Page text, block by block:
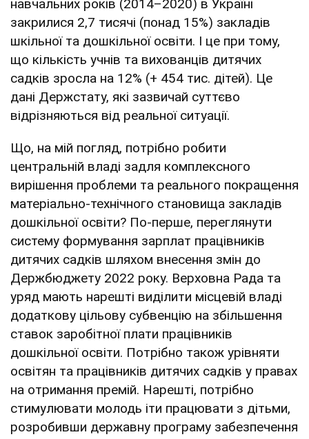
навчальних років (2014–2020) в Україні
закрилися 2,7 тисячі (понад 15%) закладів
шкільної та дошкільної освіти. І це при тому,
що кількість учнів та вихованців дитячих
садків зросла на 12% (+ 454 тис. дітей). Це
дані Держстату, які зазвичай суттєво
відрізняються від реальної ситуації.
Що, на мій погляд, потрібно робити
центральній владі задля комплексного
вирішення проблеми та реального покращення
матеріально-технічного становища закладів
дошкільної освіти? По-перше, переглянути
систему формування зарплат працівників
дитячих садків шляхом внесення змін до
Держбюджету 2022 року. Верховна Рада та
уряд мають нарешті виділити місцевій владі
додаткову цільову субвенцію на збільшення
ставок заробітної плати працівників
дошкільної освіти. Потрібно також урівняти
освітян та працівників дитячих садків у правах
на отримання премій. Нарешті, потрібно
стимулювати молодь іти працювати з дітьми,
розробивши державну програму забезпечення